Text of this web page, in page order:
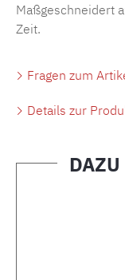
Maßgeschneidert
Zeit.
Fragen zum
Details zur